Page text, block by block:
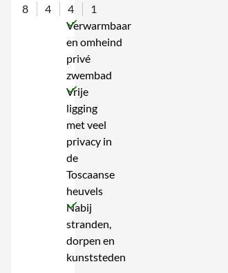
8
4 4
1
Verwarmbaar
en omheind
privé
zwembad
Vrije
ligging
met veel
privacy in
de
Toscaanse
heuvels
Nabij
stranden,
dorpen en
kunststeden